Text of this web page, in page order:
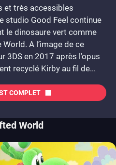
et très accessibles
studio Good Feel continue
le dinosaure vert comme
A l’image de ce
3DS en 2017 après l’opus
recyclé Kirby au fil de...
COMPLET
World